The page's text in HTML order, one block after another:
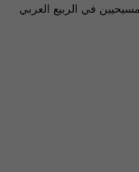
في الربيع العربي